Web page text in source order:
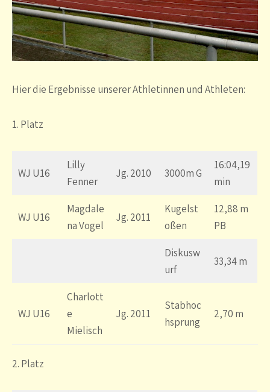
Hier die Ergebnisse unserer Athletinnen und Athleten:
1. Platz
WJ U16
Lilly
Fenner
Jg. 2010 3000m G
16:04,19
min
WJ U16
Magdale
na Vogel
Jg. 2011
Kugelst
oßen
12,88 m
PB
Diskusw
urf
33,34 m
WJ U16
Charlott
e
Mielisch
Jg. 2011
Stabhoc
hsprung
2,70 m
2. Platz